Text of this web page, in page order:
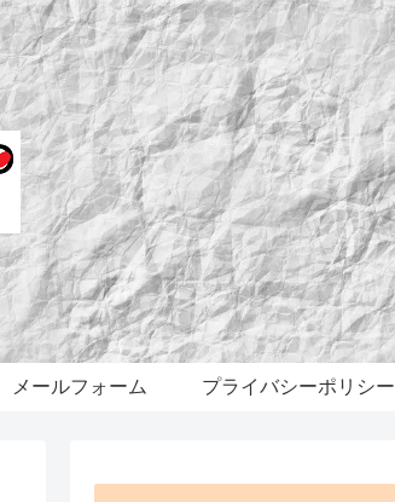
メールフォーム プライバシーポリシー